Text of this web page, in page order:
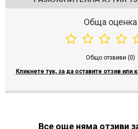
Обща оценка
Общо отзвиви (0)
Кликнете тук, за да оставите отзив
Все още няма отзиви